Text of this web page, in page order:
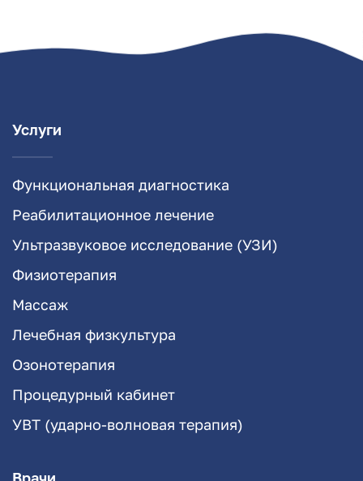
Услуги
Функциональная диагностика
Реабилитационное лечение
Ультразвуковое исследование (УЗИ)
Физиотерапия
Массаж
Лечебная физкультура
Озонотерапия
Процедурный кабинет
УВТ (ударно-волновая терапия)